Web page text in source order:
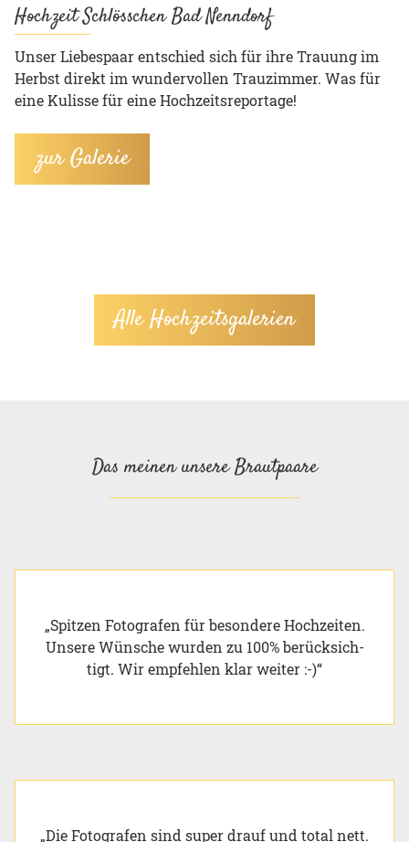
Hochzeit Schlösschen Bad Nenndorf
Unser Liebespaar entschied sich für ihre Trauung im
Herbst direkt im wundervollen Trauzimmer. Was für
eine Kulisse für eine Hochzeitsreportage!
zur Galerie
Alle Hochzeitsgalerien
Das meinen unsere Brautpaare
„Spit­zen Fo­to­gra­fen für be­son­de­re Hoch­zei­ten.
Un­se­re Wün­sche wur­den zu 100% be­rück­sich­
tigt. Wir emp­feh­len klar wei­ter :-)“
„Die Fotografen sind super drauf und total nett.